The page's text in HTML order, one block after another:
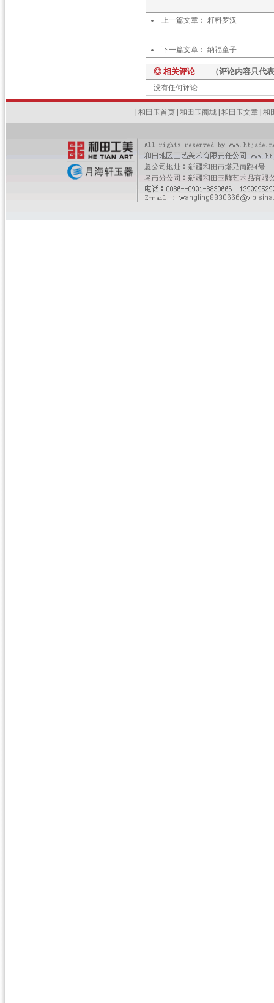
上一篇文章： 籽料罗汉
下一篇文章： 纳福童子
◎ 相关评论 （评论内容只代表
没有任何评论
和田玉首页 和田玉商城 和田玉文章 和